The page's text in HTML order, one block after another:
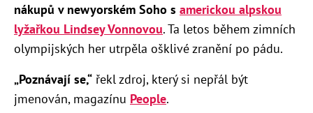
nákupů v newyorském Soho s americkou alpskou
lyžařkou Lindsey Vonnovou. Ta letos během zimních
olympijských her utrpěla ošklivé zranění po pádu.
„Poznávají se,“ řekl zdroj, který si nepřál být
jmenován, magazínu People.